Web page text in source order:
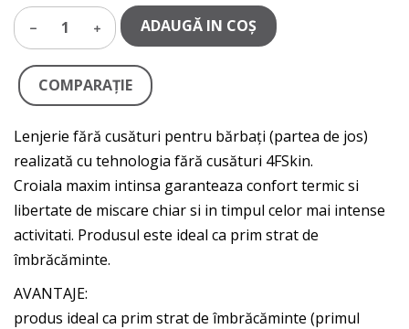
1 ADAUGĂ IN COŞ
COMPARAŢIE
Lenjerie fără cusături pentru bărbați (partea de jos)
realizată cu tehnologia fără cusături 4FSkin.
Croiala maxim intinsa garanteaza confort termic si
libertate de miscare chiar si in timpul celor mai intense
activitati. Produsul este ideal ca prim strat de
îmbrăcăminte.
AVANTAJE:
produs ideal ca prim strat de îmbrăcăminte (primul